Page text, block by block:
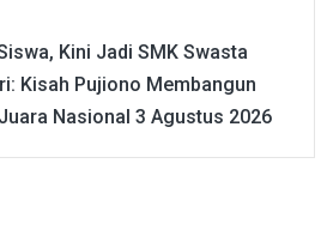
Kini Jadi SMK Swasta
Kisah Pujiono Membangun
Nasional 3 Agustus 2026